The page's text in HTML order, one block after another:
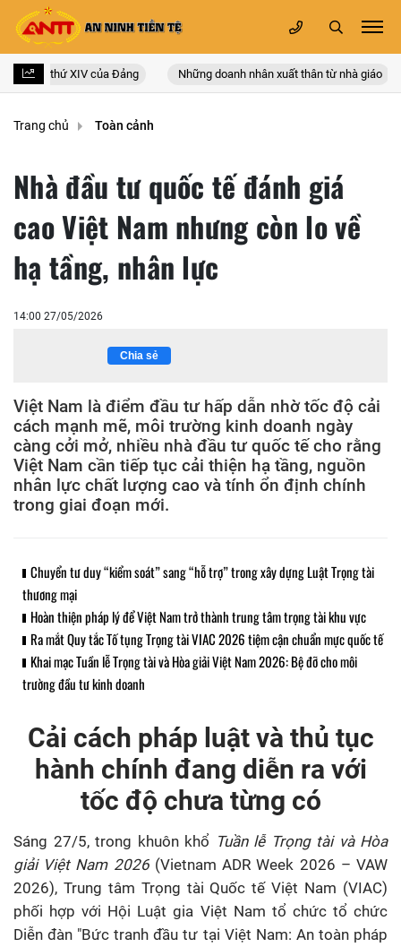
lần thứ XIV của Đảng Những doanh nhân xuất thân từ nhà giáo
Trang chủ Toàn cảnh
Nhà đầu tư quốc tế đánh giá
cao Việt Nam nhưng còn lo về
hạ tầng, nhân lực
14:00 27/05/2026
Chia sẻ
Việt Nam là điểm đầu tư hấp dẫn nhờ tốc độ cải
cách mạnh mẽ, môi trường kinh doanh ngày
càng cởi mở, nhiều nhà đầu tư quốc tế cho rằng
Việt Nam cần tiếp tục cải thiện hạ tầng, nguồn
nhân lực chất lượng cao và tính ổn định chính
trong giai đoạn mới.
Chuyển tư duy “kiểm soát” sang “hỗ trợ” trong xây dựng Luật Trọng tài
thương mại
Hoàn thiện pháp lý để Việt Nam trở thành trung tâm trọng tài khu vực
Ra mắt Quy tắc Tố tụng Trọng tài VIAC 2026 tiệm cận chuẩn mực quốc tế
Khai mạc Tuần lễ Trọng tài và Hòa giải Việt Nam 2026: Bệ đỡ cho môi
trường đầu tư kinh doanh
Cải cách pháp luật và thủ tục
hành chính đang diễn ra với
tốc độ chưa từng có
Sáng 27/5, trong khuôn khổ Tuần lễ Trọng tài và Hòa
giải Việt Nam 2026(Vietnam ADR Week 2026 – VAW
2026), Trung tâm Trọng tài Quốc tế Việt Nam (VIAC)
phối hợp với Hội Luật gia Việt Nam tổ chức tổ chức
Diễn đàn "Bức tranh đầu tư tại Việt Nam: An toàn pháp